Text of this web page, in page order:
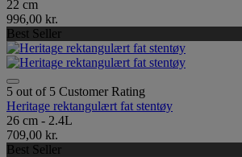
22 cm
996,00 kr.
Best Seller
5 out of 5 Customer Rating
Heritage rektangulært fat stentøy
26 cm - 2.4L
709,00 kr.
Best Seller